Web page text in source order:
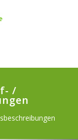
NAVIGATION
/